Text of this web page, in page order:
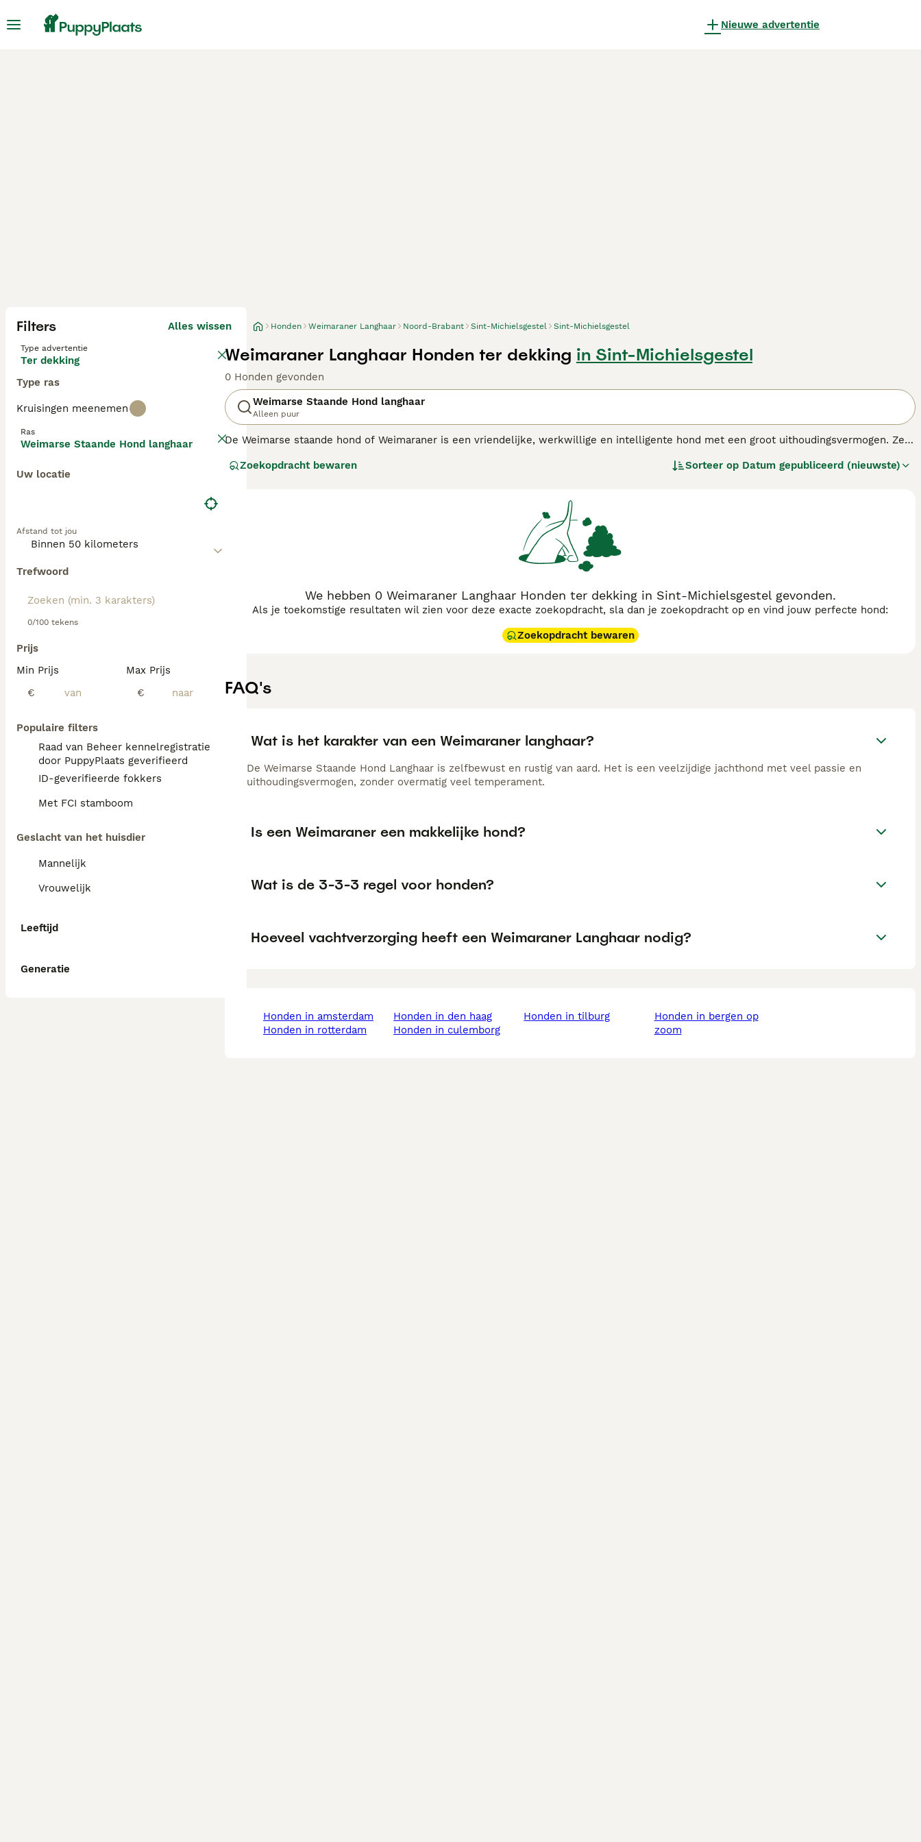
Nieuwe advertentie
Filters Alles wissen
Type advertentie
Ter dekking
Type ras
Kruisingen meenemen
Ras
Weimarse Staande Hond langhaar
Uw locatie
Afstand tot jou
Trefwoord
0/100 tekens
Prijs
Min Prijs
€
Max Prijs
€
Populaire filters
Raad van Beheer kennelregistratie
door PuppyPlaats geverifieerd
ID-geverifieerde fokkers
Met FCI stamboom
Geslacht van het huisdier
Mannelijk
Vrouwelijk
Leeftijd
Generatie
Honden Weimaraner Langhaar Noord-Brabant Sint-Michielsgestel Sint-Michielsgestel
Weimaraner Langhaar Honden ter dekking in Sint-Michielsgestel
0 Honden gevonden
Weimarse Staande Hond langhaar
Alleen puur
De Weimarse staande hond of Weimaraner is een vriendelijke, werkwillige en intelligente hond met een groot uithoudingsvermogen. Ze
voor alle honden - geen problemen.
Zoekopdracht bewaren Sorteer op Datum gepubliceerd (nieuwste)
We hebben 0 Weimaraner Langhaar Honden ter dekking in Sint-Michielsgestel gevonden.
Als je toekomstige resultaten wil zien voor deze exacte zoekopdracht, sla dan je zoekopdracht op en vind jouw perfecte hond:
Zoekopdracht bewaren
FAQ's
Wat is het karakter van een Weimaraner langhaar?
De Weimarse Staande Hond Langhaar is zelfbewust en rustig van aard. Het is een veelzijdige jachthond met veel passie en
uithoudingsvermogen, zonder overmatig veel temperament.
Is een Weimaraner een makkelijke hond?
Wat is de 3-3-3 regel voor honden?
Hoeveel vachtverzorging heeft een Weimaraner Langhaar nodig?
honden in amsterdam
honden in rotterdam
honden in den haag
honden in culemborg
honden in tilburg
honden in bergen op
zoom